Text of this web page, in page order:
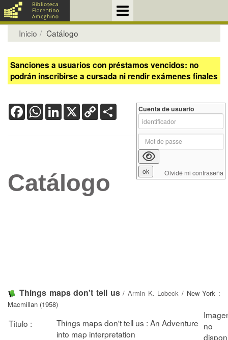
Inicio Catálogo
Sanciones a usuarios con préstamos vencidos: no
podrán inscribirse a cursada ni rendir exámenes finales
FacebookWhatsApp
LinkedIn
X Copy
Link
Catálogo
Things maps don't tell us/Armin K. Lobeck / New York :
Macmillan (1958)
Título :
Things maps don't tell us : An Adventure
into map interpretation
Cuenta de usuario
Olvidé mi contraseña